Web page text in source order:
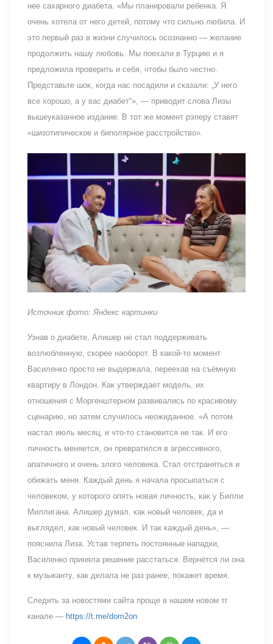
нее сахарного диабета. «Мы планировали ребенка. Я
очень хотела от него детей, потому что сильно любила. И
это первый раз в жизни случилось осознанно — желание
продолжить нашу любовь. Мы поехали в Турцию и я
предложила проверить и себя, чтобы было честно.
Представьте шок, когда нас посадили и сказали: „У него
все хорошо, а у вас диабет“», — приводит слова Лизы
вышеуказанное издание. В тот же момент рэперу ставят
«шизотипическое и биполярное расстройство».
Источник фото: Яндекс картинки
Узнав о диабете, Алишер не стал поддерживать
возлюбленную, скорее наоборот. В какой-то момент
Василенко просто не выдержала, переехав на съёмную
квартиру в Лондон. Как утверждает модель, их
отношения с Моргенштерном развивались по красивому
сценарию, но затем случилось неожиданное. «А потом
настал июль месяц, и что-то становится не так. И его
личность меняется, он превратился в агрессивного,
апатичного и очень злого человека. Стал отстраняться и
обижать меня. Каждый день я начала просыпаться с
человеком, у которого опять новая личность, как у Билли
Миллигана. Алишер думал, как новый человек, да и
выглядел, как новый человек. И так каждый день», —
пояснила Лиза. Устав терпеть постоянные нападки,
Василенко приняла решение расстаться. Вернётся ли она
к музыканту, как делала не раз ранее, покажет время.
Следить за новостями сайта проще в нашем новом тг
канале — https://t.me/dom2on